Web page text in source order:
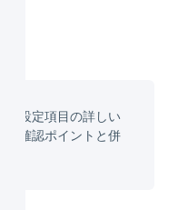
各設定項目の詳しい
記確認ポイントと併